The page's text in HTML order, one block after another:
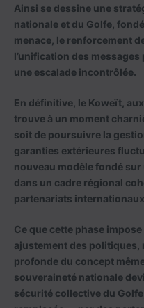
Ainsi se dessine une
nationale et du Golfe,
menace, le renforcement
l’unification des
une escalade incontrôlée.
En définitive, le Koweït,
trouve à un moment
soit de poursuivre la
garanties extérieures
nouveau modèle fondé
dans un cadre régional
partenariats
Ce que cette phase
ajustement des politiques,
profonde du concept
souveraineté nationale
sécurité collective du